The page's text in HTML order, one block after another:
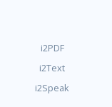
i2PDF
i2Text
i2Speak